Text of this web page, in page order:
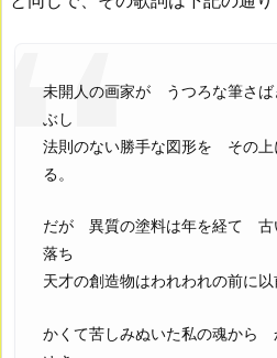
未開人の画家が うつろな筆さ
ぶし
法則のない勝手な図形を その上
る。
だが 異質の塗料は年を経て 古
落ち
天才の創造物はわれわれの前に以
かくて苦しみぬいた私の魂から